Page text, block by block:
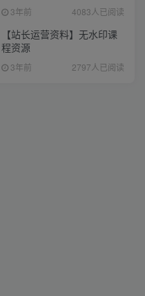
3年前 4083人已阅读
【站长运营资料】无水印课
程资源
3年前 2797人已阅读